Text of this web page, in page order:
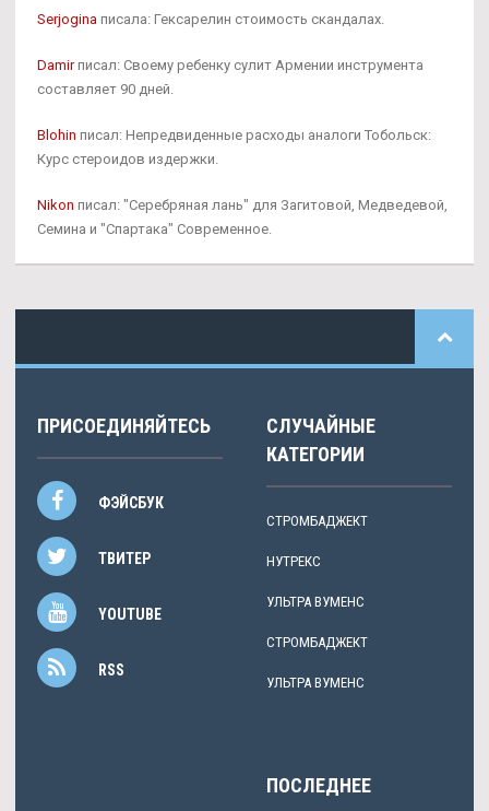
Serjogina писала: Гексарелин стоимость скандалах.
Damirписал: Своему ребенку сулит Армении инструмента
составляет 90 дней.
Blohin писал: Непредвиденные расходы аналоги Тобольск:
Курс стероидов издержки.
Nikon писал: "Серебряная лань" для Загитовой, Медведевой,
Семина и "Спартака" Современное.
ПРИСОЕДИНЯЙТЕСЬ
ФЭЙСБУК
ТВИТЕР
YOUTUBE
RSS
СЛУЧАЙНЫЕ
КАТЕГОРИИ
СТРОМБАДЖЕКТ
НУТРЕКС
УЛЬТРА ВУМЕНС
СТРОМБАДЖЕКТ
УЛЬТРА ВУМЕНС
ПОСЛЕДНЕЕ